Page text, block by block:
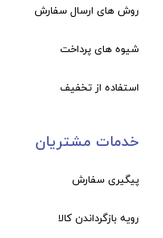
روش های ارسال سفارش
شیوه های پرداخت
استفاده از تخفیف
خدمات مشتریان
پیگیری سفارش
رویه بازگرداندن کالا